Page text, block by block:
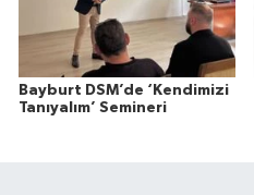
Bayburt DSM’de ‘Kendimizi
Tanıyalım’ Semineri